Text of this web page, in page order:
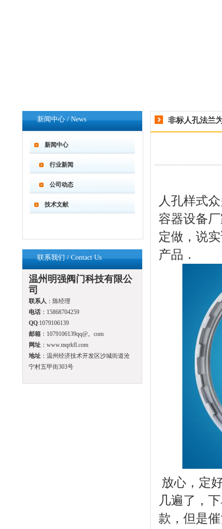
新闻中心 / News
新闻中心
行业新闻
公司动态
技术文献
联系我们 / Contact Us
温州明强阀门科技有限公
司
联系人 ：陈经理
电话 ：15868704259
QQ:1079106139
邮箱 ：1079106139qq@。com
网址 ：www.mqrkfl.com
地址 ：温州经济技术开发区沙城街道沧
宁村五甲街303号
非标人孔法兰
人孔样式
容器设备
定做，说
产品．
放心，定
几遍了，
款，但是